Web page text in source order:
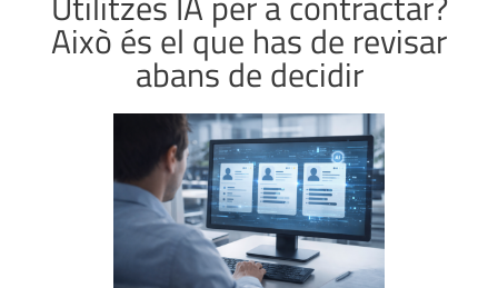
Això és el que has de revisar
abans de decidir